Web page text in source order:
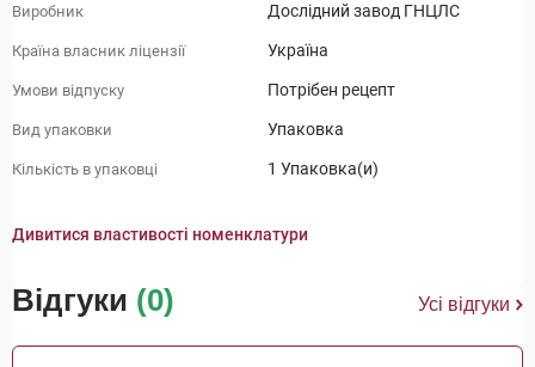
Виробник Дослідний завод ГНЦЛС
Країна власник ліцензії Україна
Умови відпуску Потрібен рецепт
Вид упаковки Упаковка
Кількість в упаковці 1 Упаковка(и)
Дивитися властивості номенклатури
Відгуки (0) Усі відгуки